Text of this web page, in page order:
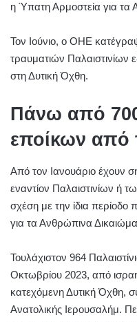
η Ύπατη Αρμοστεία για
Τον Ιούνιο, ο ΟΗΕ
τραυματιών Παλαιστινίων
στη Δυτική Όχθη.
Πάνω από 700
εποίκων από
Από τον Ιανουάριο έχουν
εναντίον Παλαιστινίων ή
σχέση με την ίδια
για τα Ανθρώπινα
Τουλάχιστον 964
Οκτωβρίου 2023, από
κατεχόμενη Δυτική Όχθη,
Ανατολικής Ιερουσαλήμ.